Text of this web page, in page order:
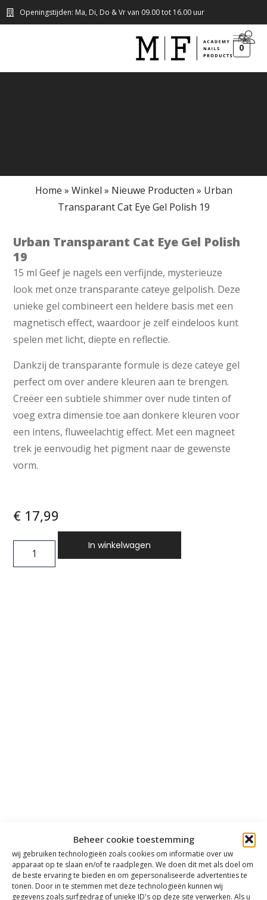
Beheer cookie toestemming
wij gebruiken technologieën zoals cookies om informatie over uw
apparaat op te slaan en/of te raadplegen. We doen dit met als doel om
de beste ervaring te bieden en om gepersonaliseerde advertenties te
tonen. Door in te stemmen met deze technologieën kunnen wij
gegevens zoals surfgedrag of unieke ID's op deze site verwerken. Als u
Openingstijden: Ma, Di, Do & Vr van 09.00 tot 16.00 uur
0
Home » Winkel » Nieuwe Producten » Urban
Transparant Cat Eye Gel Polish 19
Urban Transparant Cat Eye Gel Polish
19
15 ml Geef je nagels een verfijnde, mysterieuze
look met onze transparante cateye gelpolish. Deze
unieke gel combineert een heldere basis met een
magnetisch effect, waardoor je zelf eindeloos kunt
spelen met licht, diepte en reflectie.
Dankzij de transparante formule is deze cateye gel
perfect om over andere kleuren aan te brengen.
Creëer een subtiele shimmer over nude tinten of
voeg extra dimensie toe aan donkere kleuren voor
een intens, fluweelachtig effect. Met een magneet
trek je eenvoudig het pigment naar de gewenste
vorm.
€ 17,99
In winkelwagen